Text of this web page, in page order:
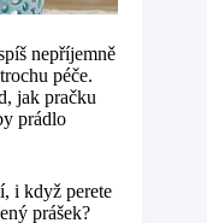
nepříjemně
péče.
jak pračku
prádlo
i když perete
prášek?